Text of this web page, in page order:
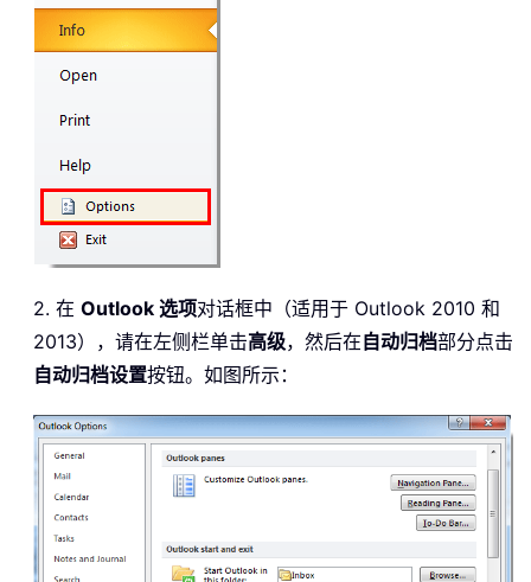
2. 在 Outlook 选项对话框中（适用于 Outlook 2010 和
2013），请在左侧栏单击高级，然后在自动归档部分点击
自动归档设置按钮。如图所示：